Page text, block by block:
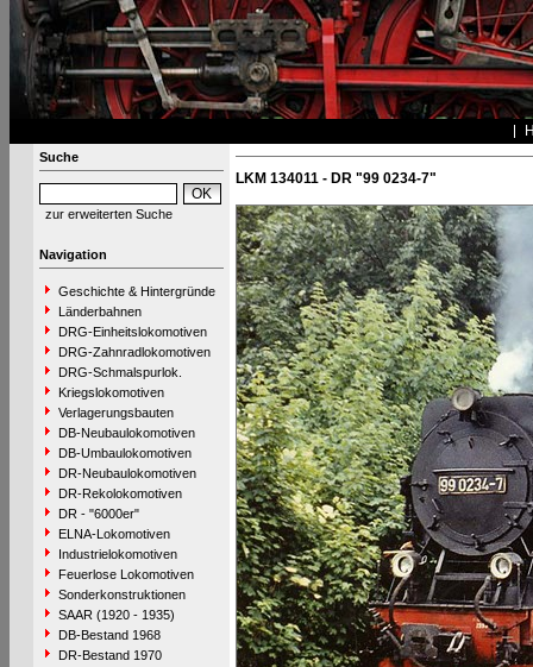
Suche
zur erweiterten Suche
Navigation
Geschichte & Hintergründe
Länderbahnen
DRG-Einheitslokomotiven
DRG-Zahnradlokomotiven
DRG-Schmalspurlok.
Kriegslokomotiven
Verlagerungsbauten
DB-Neubaulokomotiven
DB-Umbaulokomotiven
DR-Neubaulokomotiven
DR-Rekolokomotiven
DR - "6000er"
ELNA-Lokomotiven
Industrielokomotiven
Feuerlose Lokomotiven
Sonderkonstruktionen
SAAR (1920 - 1935)
DB-Bestand 1968
DR-Bestand 1970
LKM 134011 - DR "99 0234-7"